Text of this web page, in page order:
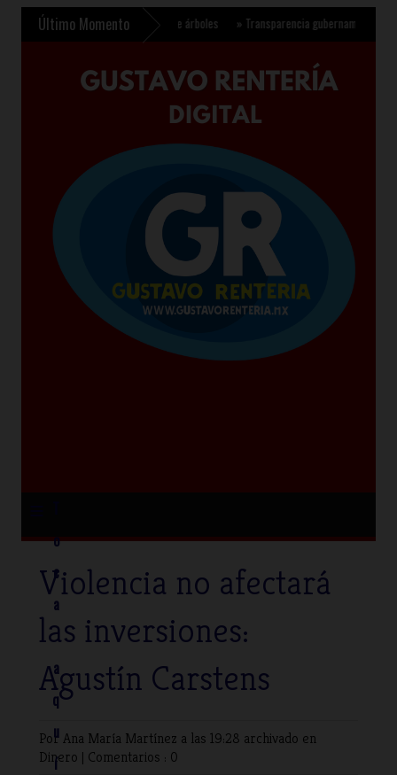
Último Momento
plantar 6.6 millones de árboles »Transparencia gubernamental se fortalece
o
c
a
a
q
u
í
Violencia no afectará
las inversiones:
Agustín Carstens
Por Ana María Martínez a las 19:28 archivado en
Dinero | Comentarios : 0